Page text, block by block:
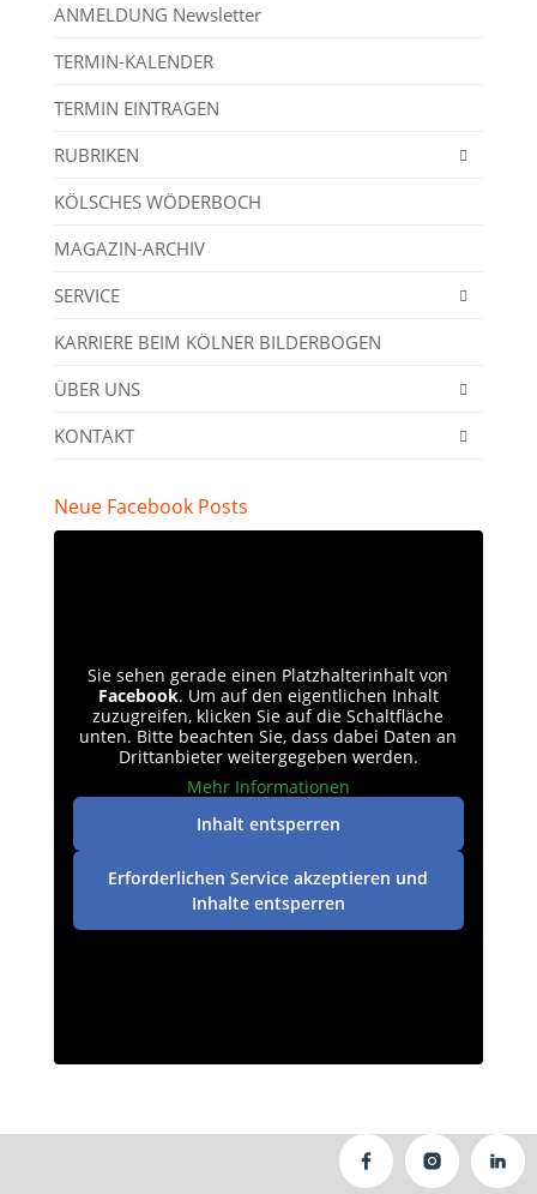
ANMELDUNG Newsletter
TERMIN-KALENDER
TERMIN EINTRAGEN
RUBRIKEN
KÖLSCHES WÖDERBOCH
MAGAZIN-ARCHIV
SERVICE
KARRIERE BEIM KÖLNER BILDERBOGEN
ÜBER UNS
KONTAKT
Neue Facebook Posts
Sie sehen gerade einen Platzhalterinhalt von
Facebook. Um auf den eigentlichen Inhalt
zuzugreifen, klicken Sie auf die Schaltfläche
unten. Bitte beachten Sie, dass dabei Daten an
Drittanbieter weitergegeben werden.
Mehr Informationen
Inhalt entsperren
Erforderlichen Service akzeptieren und
Inhalte entsperren